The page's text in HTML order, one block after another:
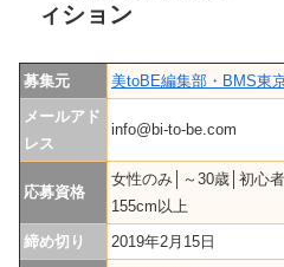
ィション
募集元
美toBE編集部・BMS東
メールアド
レス
info@bi-to-be.com
応募資格
女性のみ│～30歳│初心
155cm以上
締め切り
2019年2月15日